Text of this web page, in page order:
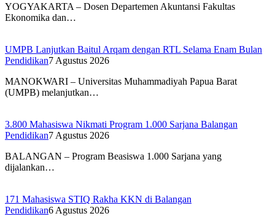
YOGYAKARTA – Dosen Departemen Akuntansi Fakultas
Ekonomika dan…
UMPB Lanjutkan Baitul Arqam dengan RTL Selama Enam Bulan
Pendidikan7 Agustus 2026
MANOKWARI – Universitas Muhammadiyah Papua Barat
(UMPB) melanjutkan…
3.800 Mahasiswa Nikmati Program 1.000 Sarjana Balangan
Pendidikan7 Agustus 2026
BALANGAN – Program Beasiswa 1.000 Sarjana yang
dijalankan…
171 Mahasiswa STIQ Rakha KKN di Balangan
Pendidikan6 Agustus 2026